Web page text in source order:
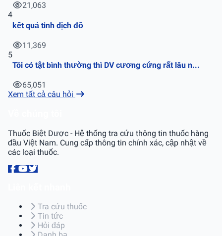
21,063
4
kết quả tinh dịch đồ
11,369
5
Tôi có tật bình thường thì DV cương cứng rất lâu n...
65,051
Xem tất cả câu hỏi
Thuốc Biệt Dược - Hệ thống tra cứu thông tin thuốc hàng
đầu Việt Nam. Cung cấp thông tin chính xác, cập nhật về
các loại thuốc.
Tra cứu thuốc
Tin tức
Hỏi đáp